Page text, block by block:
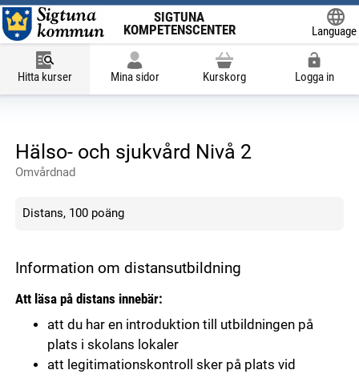
SIGTUNA
KOMPETENSCENTER
Language
Hitta kurser Mina sidor Kurskorg Logga in
Hälso- och sjukvård Nivå 2
Omvårdnad
Distans, 100 poäng
Information om distansutbildning
Att läsa på distans innebär:
att du har en introduktion till utbildningen på
plats i skolans lokaler
att legitimationskontroll sker på plats vid